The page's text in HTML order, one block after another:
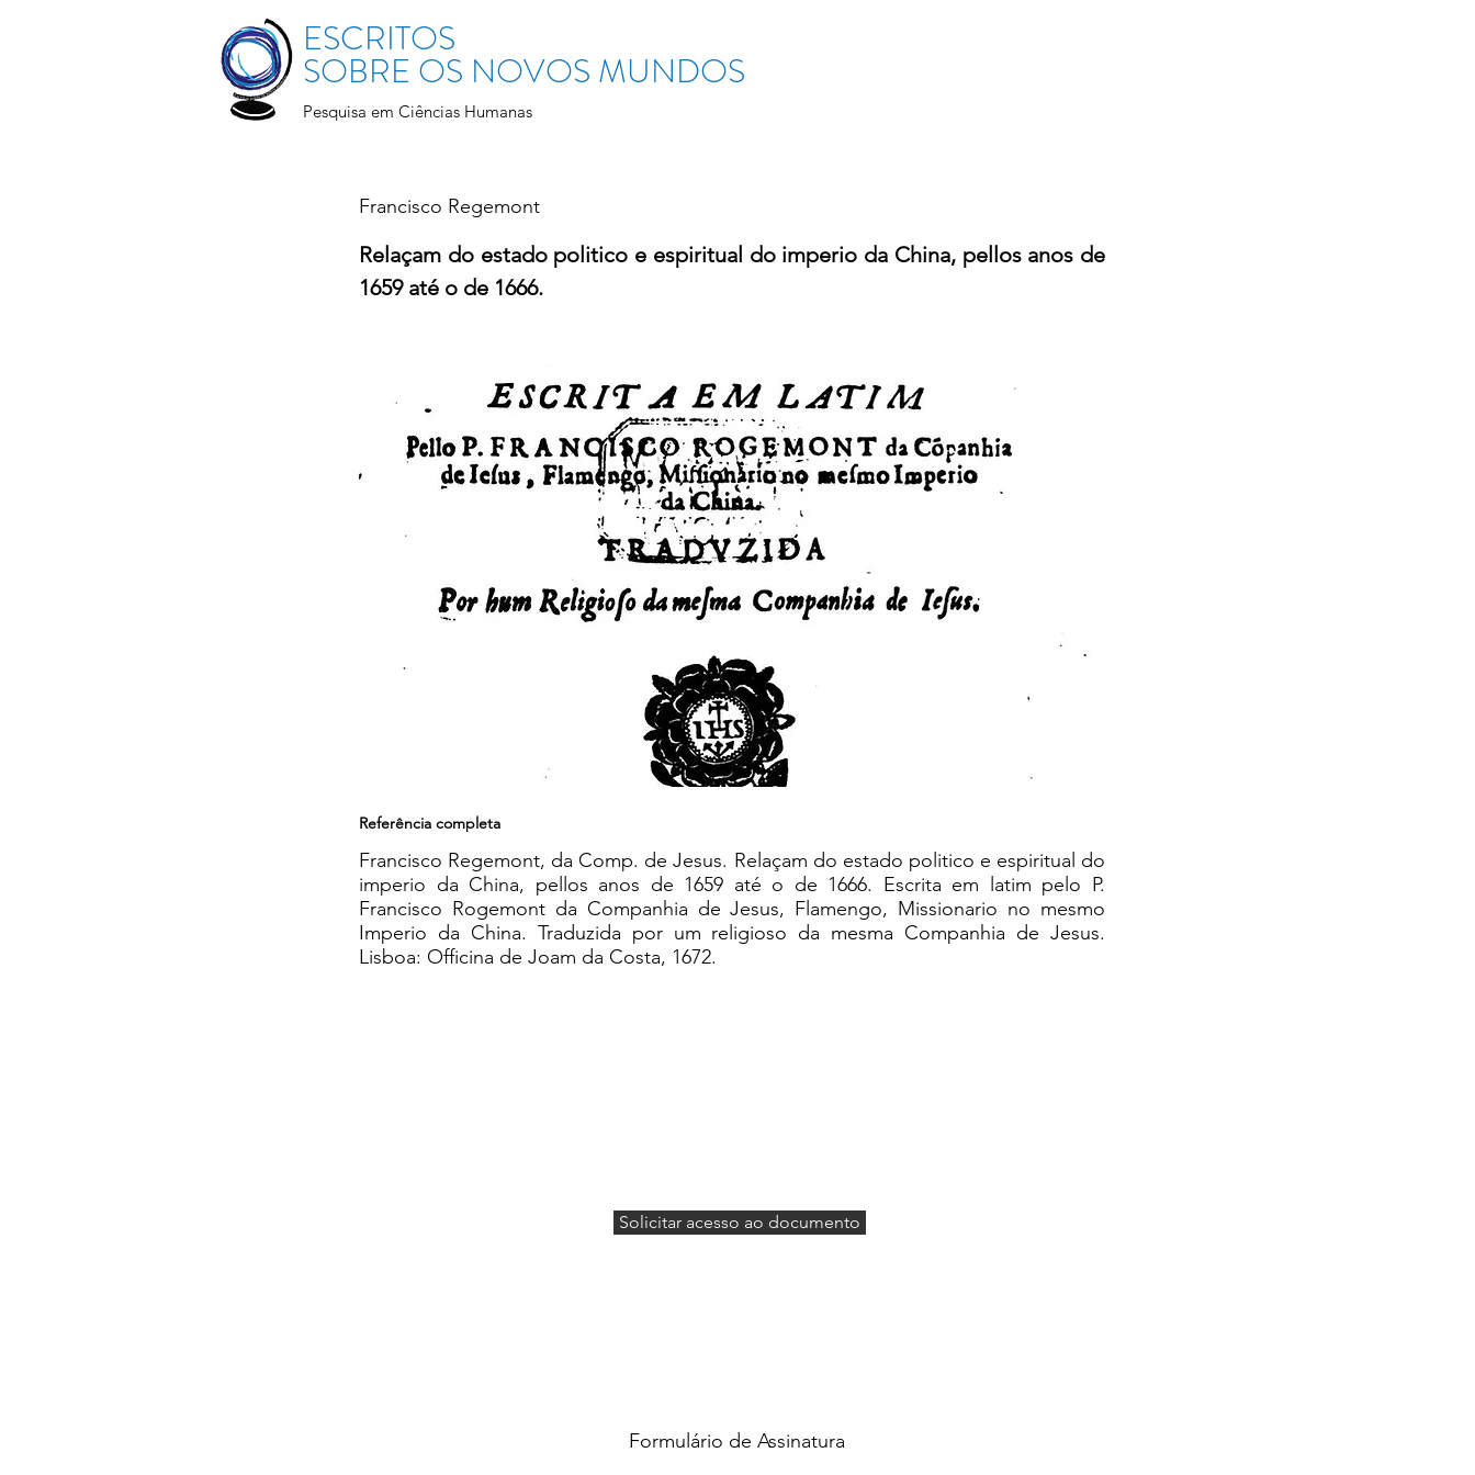
ESCRITOS
SOBRE OS NOVOS MUNDOS
Pesquisa em Ciências Humanas
Francisco Regemont
Relaçam do estado politico e espiritual do imperio da China, pellos anos de
1659 até o de 1666.
Referência completa
Francisco Regemont, da Comp. de Jesus. Relaçam do estado politico e espiritual do
imperio da China, pellos anos de 1659 até o de 1666. Escrita em latim pelo P.
Francisco Rogemont da Companhia de Jesus, Flamengo, Missionario no mesmo
Imperio da China. Traduzida por um religioso da mesma Companhia de Jesus.
Lisboa: Officina de Joam da Costa, 1672.
Solicitar acesso ao documento
Formulário de Assinatura